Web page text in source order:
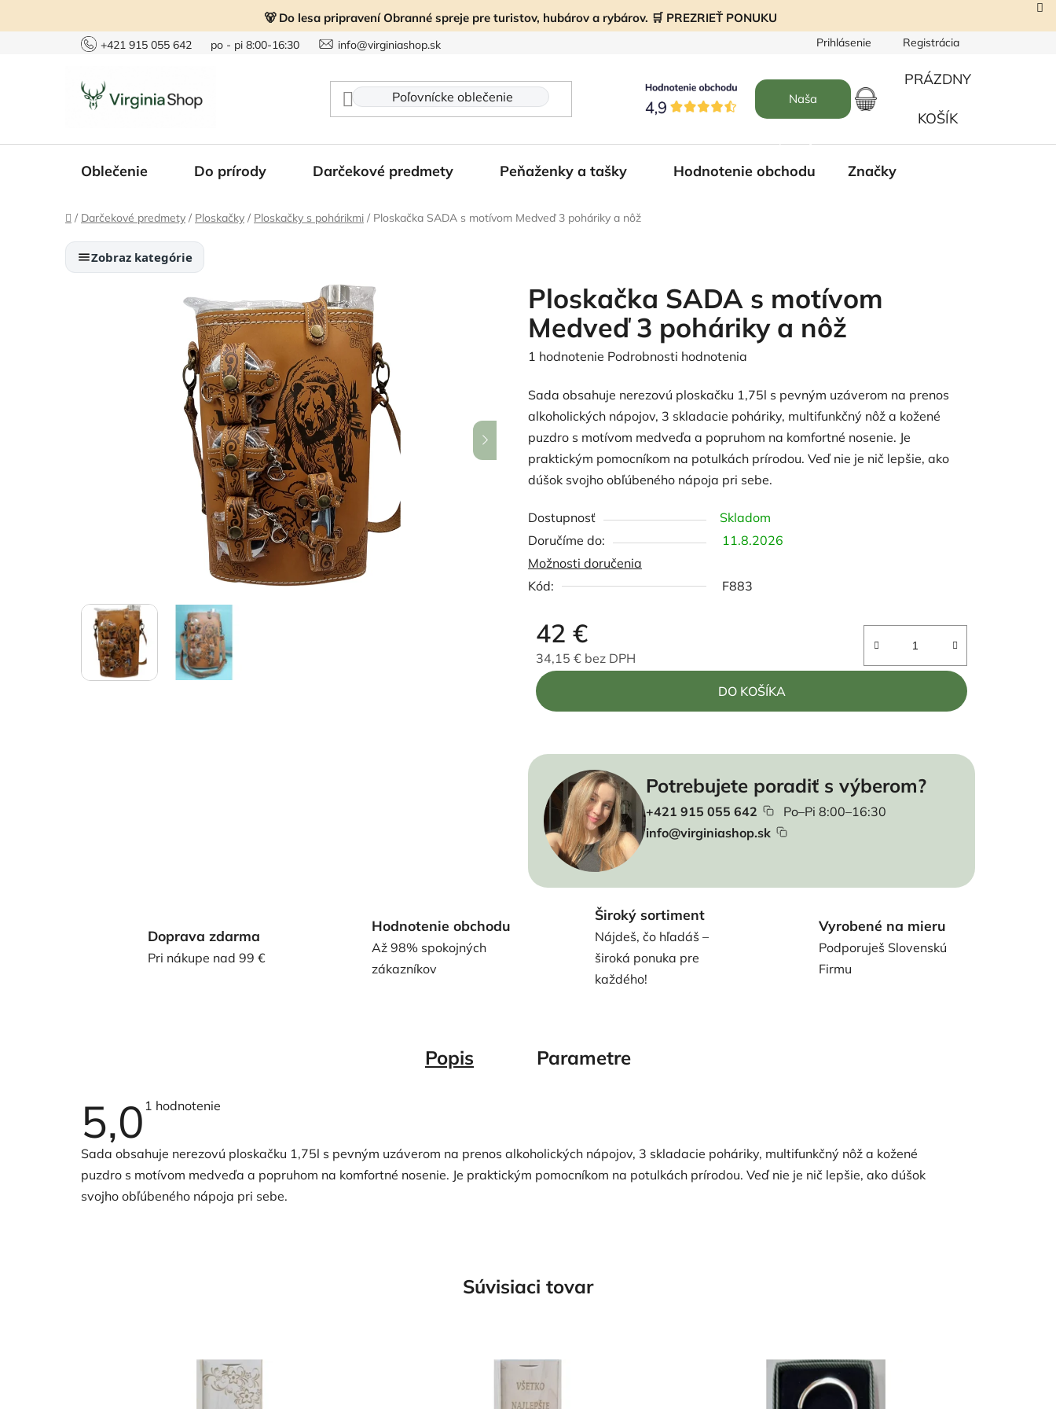
🐻 Do lesa pripravení Obranné spreje pre turistov, hubárov a rybárov. 🛒 PREZRIEŤ PONUKU
+421 915 055 642 po - pi 8:00-16:30 info@virginiashop.sk Prihlásenie Registrácia
Naša
NÁKUPNÝ
PRÁZDNY
KOŠÍK
Oblečenie Do prírody Darčekové predmety Peňaženky a tašky Hodnotenie obchodu Značky
Domov
/ Darčekové predmety / Ploskačky / Ploskačky s pohárikmi / Ploskačka SADA s motívom Medveď 3 poháriky a nôž
Zobraz kategórie
Ploskačka SADA s motívom
Medveď 3 poháriky a nôž
Priemerné
produktu
je
5,0
z
5
1 hodnotenie Podrobnosti hodnotenia
Sada obsahuje nerezovú ploskačku 1,75l s pevným uzáverom na prenos
alkoholických nápojov, 3 skladacie poháriky, multifunkčný nôž a kožené
puzdro s motívom medveďa a popruhom na komfortné nosenie. Je
praktickým pomocníkom na potulkách prírodou. Veď nie je nič lepšie, ako
dúšok svojho obľúbeného nápoja pri sebe.
Dostupnosť
Skladom
11.8.2026
Možnosti doručenia
Kód:
F883
42 €
34,15 € bez DPH
Jednotková cena:
DO KOŠÍKA
Potrebujete poradiť s výberom?
+421 915 055 642
Po–Pi 8:00–16:30
info@virginiashop.sk
Doprava zdarma
Pri nákupe nad 99 €
Hodnotenie obchodu
Až 98% spokojných
zákazníkov
Široký sortiment
Nájdeš, čo hľadáš –
široká ponuka pre
každého!
Vyrobené na mieru
Podporuješ Slovenskú
Firmu
Popis Parametre
5,0 Priemerné
5,0
5
hviezdičiek.
1 hodnotenie
Sada obsahuje nerezovú ploskačku 1,75l s pevným uzáverom na prenos alkoholických nápojov, 3 skladacie poháriky, multifunkčný nôž a kožené
puzdro s motívom medveďa a popruhom na komfortné nosenie. Je praktickým pomocníkom na potulkách prírodou. Veď nie je nič lepšie, ako dúšok
svojho obľúbeného nápoja pri sebe.
Súvisiaci tovar